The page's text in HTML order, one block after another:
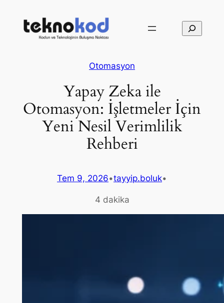
Ara
Otomasyon
Yapay Zeka ile
Otomasyon: İşletmeler İçin
Yeni Nesil Verimlilik
Rehberi
Tem 9, 2026•tayyip.boluk•
4 dakika